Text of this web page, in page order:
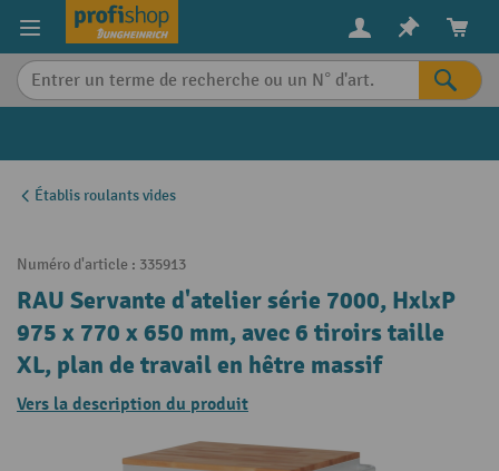
content
Établis roulants vides
Numéro d'article : 335913
RAU Servante d'atelier série 7000, HxlxP
975 x 770 x 650 mm, avec 6 tiroirs taille
XL, plan de travail en hêtre massif
Vers la description du produit